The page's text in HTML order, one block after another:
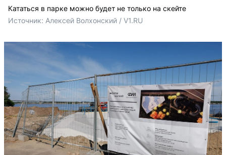
Кататься в парке можно будет не только на скейте
Источник: Алексей Волхонский / V1.RU